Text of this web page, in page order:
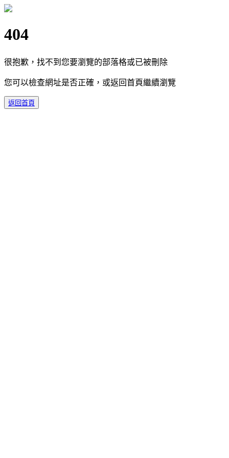
404
很抱歉，找不到您要瀏覽的部落格或已被刪除
您可以檢查網址是否正確，或返回首頁繼續瀏覽
返回首頁